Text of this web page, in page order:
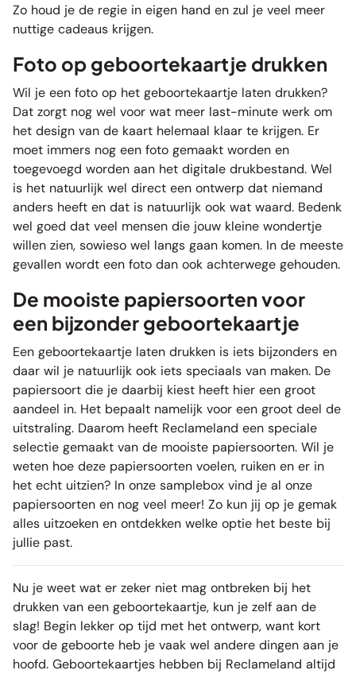
Zo houd je de regie in eigen hand en zul je veel meer
nuttige cadeaus krijgen.
Foto op geboortekaartje drukken
Wil je een foto op het geboortekaartje laten drukken?
Dat zorgt nog wel voor wat meer last-minute werk om
het design van de kaart helemaal klaar te krijgen. Er
moet immers nog een foto gemaakt worden en
toegevoegd worden aan het digitale drukbestand. Wel
is het natuurlijk wel direct een ontwerp dat niemand
anders heeft en dat is natuurlijk ook wat waard. Bedenk
wel goed dat veel mensen die jouw kleine wondertje
willen zien, sowieso wel langs gaan komen. In de meeste
gevallen wordt een foto dan ook achterwege gehouden.
De mooiste papiersoorten voor
een bijzonder geboortekaartje
Een geboortekaartje laten drukken is iets bijzonders en
daar wil je natuurlijk ook iets speciaals van maken. De
papiersoort die je daarbij kiest heeft hier een groot
aandeel in. Het bepaalt namelijk voor een groot deel de
uitstraling. Daarom heeft Reclameland een speciale
selectie gemaakt van de mooiste papiersoorten. Wil je
weten hoe deze papiersoorten voelen, ruiken en er in
het echt uitzien? In onze samplebox vind je al onze
papiersoorten en nog veel meer! Zo kun jij op je gemak
alles uitzoeken en ontdekken welke optie het beste bij
jullie past.
Nu je weet wat er zeker niet mag ontbreken bij het
drukken van een geboortekaartje, kun je zelf aan de
slag! Begin lekker op tijd met het ontwerp, want kort
voor de geboorte heb je vaak wel andere dingen aan je
hoofd. Geboortekaartjes hebben bij Reclameland altijd